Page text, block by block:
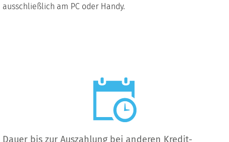
ausschließlich am PC oder Handy.
Dauer bis zur Auszahlung bei anderen Kredit-